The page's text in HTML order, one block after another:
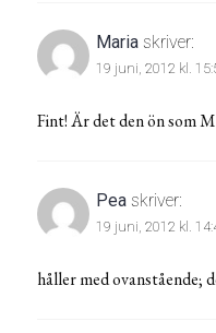
Maria skriver:
19 juni, 2012 kl.
Fint! Är det den ön som
Pea skriver:
19 juni, 2012 kl.
håller med ovanstående;